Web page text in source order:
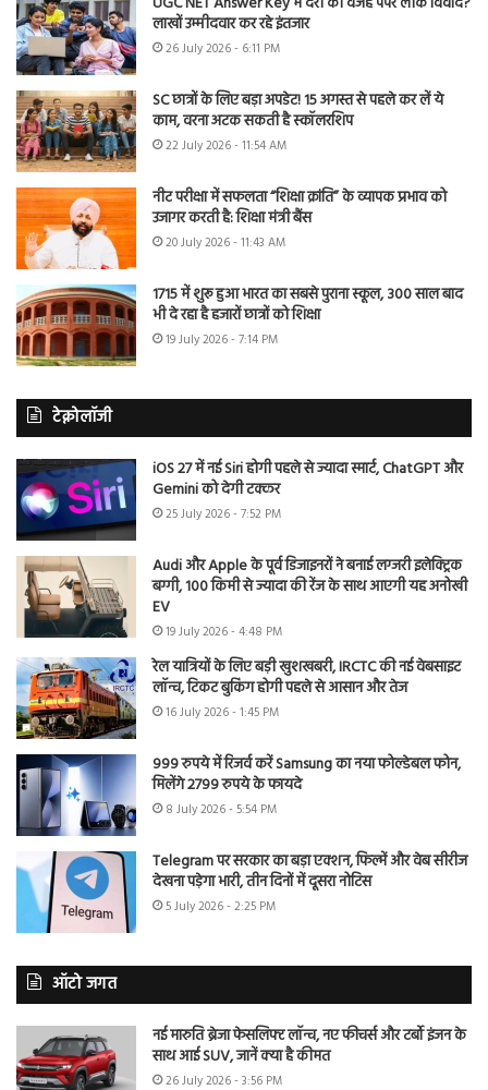
लाखों उम्मीदवार कर रहे इंतजार
26 July 2026 - 6:11 PM
SC छात्रों के लिए बड़ा अपडेट! 15 अगस्त से पहले कर लें ये
काम, वरना अटक सकती है स्कॉलरशिप
22 July 2026 - 11:54 AM
नीट परीक्षा में सफलता “शिक्षा क्रांति” के व्यापक प्रभाव को
उजागर करती है: शिक्षा मंत्री बैंस
20 July 2026 - 11:43 AM
1715 में शुरू हुआ भारत का सबसे पुराना स्कूल, 300 साल बाद
भी दे रहा है हजारों छात्रों को शिक्षा
19 July 2026 - 7:14 PM
टेक्नोलॉजी
iOS 27 में नई Siri होगी पहले से ज्यादा स्मार्ट, ChatGPT और
Gemini को देगी टक्कर
25 July 2026 - 7:52 PM
Audi और Apple के पूर्व डिजाइनरों ने बनाई लग्जरी इलेक्ट्रिक
बग्गी, 100 किमी से ज्यादा की रेंज के साथ आएगी यह अनोखी
EV
19 July 2026 - 4:48 PM
रेल यात्रियों के लिए बड़ी खुशखबरी, IRCTC की नई वेबसाइट
लॉन्च, टिकट बुकिंग होगी पहले से आसान और तेज
16 July 2026 - 1:45 PM
999 रुपये में रिजर्व करें Samsung का नया फोल्डेबल फोन,
मिलेंगे 2799 रुपये के फायदे
8 July 2026 - 5:54 PM
Telegram पर सरकार का बड़ा एक्शन, फिल्में और वेब सीरीज
देखना पड़ेगा भारी, तीन दिनों में दूसरा नोटिस
5 July 2026 - 2:25 PM
ऑटो जगत
नई मारुति ब्रेजा फेसलिफ्ट लॉन्च, नए फीचर्स और टर्बो इंजन के
साथ आई SUV, जानें क्या है कीमत
26 July 2026 - 3:56 PM